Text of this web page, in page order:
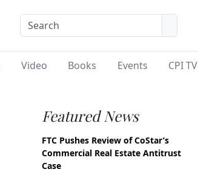
Video Books Events CPI TV
Featured News
FTC Pushes Review of CoStar’s
Commercial Real Estate Antitrust
Case